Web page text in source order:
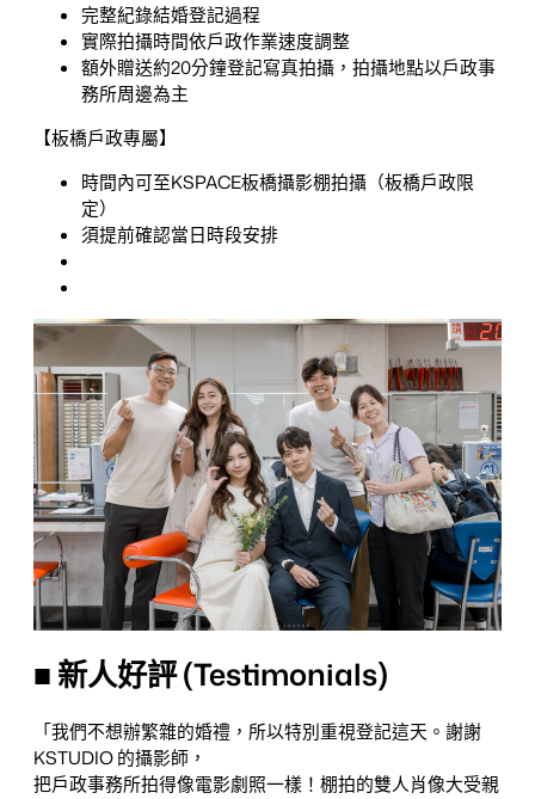
完整紀錄結婚登記過程
實際拍攝時間依戶政作業速度調整
額外贈送約20分鐘登記寫真拍攝，拍攝地點以戶政事
務所周邊為主
【板橋戶政專屬】
時間內可至KSPACE板橋攝影棚拍攝（板橋戶政限
定）
須提前確認當日時段安排
■ 新人好評 (Testimonials)
「我們不想辦繁雜的婚禮，所以特別重視登記這天。謝謝
KSTUDIO 的攝影師，
把戶政事務所拍得像電影劇照一樣！棚拍的雙人肖像大受親